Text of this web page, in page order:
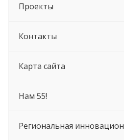
Проекты
Контакты
Карта сайта
Нам 55!
Региональная